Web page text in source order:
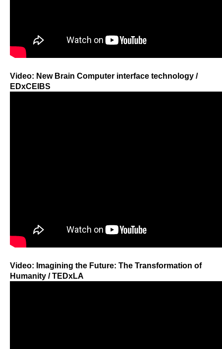
Video: New Brain Computer interface technology /
EDxCEIBS
Video: Imagining the Future: The Transformation of
Humanity / TEDxLA